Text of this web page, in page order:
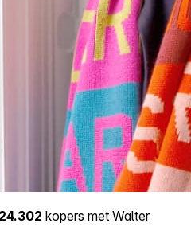
24.302 kopers met Walter